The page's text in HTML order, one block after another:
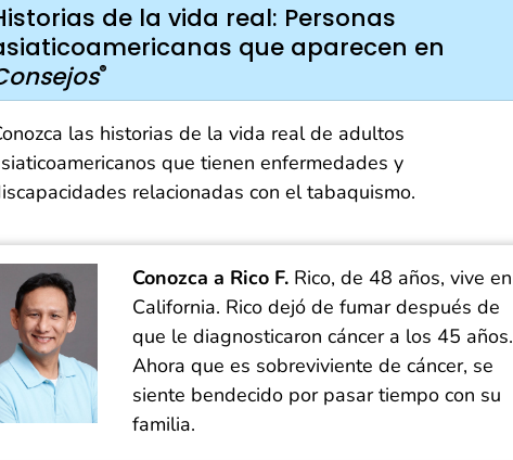
de la vida real: Personas
que aparecen en
®
las historias de la vida real de adultos
que tienen enfermedades y
relacionadas con el tabaquismo.
Conozca a Rico F. Rico, de 48 años, vive en
California. Rico dejó de fumar después de
que le diagnosticaron cáncer a los 45 años.
Ahora que es sobreviviente de cáncer, se
siente bendecido por pasar tiempo con su
familia.